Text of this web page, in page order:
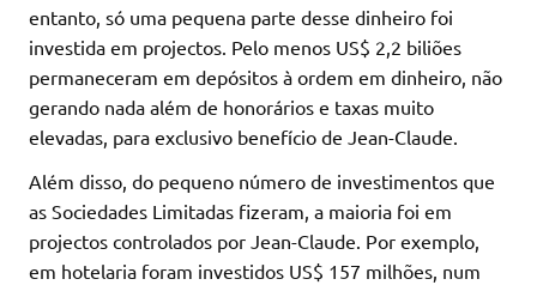
entanto, só uma pequena parte desse dinheiro foi
investida em projectos. Pelo menos US$ 2,2 biliões
permaneceram em depósitos à ordem em dinheiro, não
gerando nada além de honorários e taxas muito
elevadas, para exclusivo benefício de Jean-Claude.
Além disso, do pequeno número de investimentos que
as Sociedades Limitadas fizeram, a maioria foi em
projectos controlados por Jean-Claude. Por exemplo,
em hotelaria foram investidos US$ 157 milhões, num